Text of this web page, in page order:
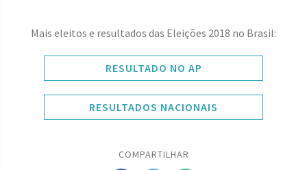
Mais eleitos e resultados das Eleições 2018 no Brasil:
RESULTADO NO AP
RESULTADOS NACIONAIS
COMPARTILHAR